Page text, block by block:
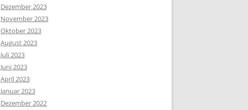
Dezember 2023
November 2023
Oktober 2023
August 2023
Juli 2023
Juni 2023
April 2023
Januar 2023
Dezember 2022